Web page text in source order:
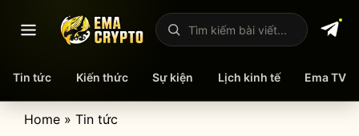
Mở menu
Tìm kiếm bài viết
Tin tức Kiến thức Sự kiện Lịch kinh tế Ema TV
Skip
Home » Tin tức